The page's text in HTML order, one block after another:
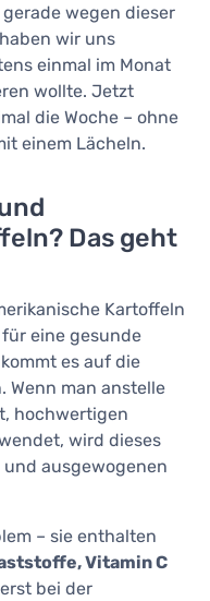
wegen dieser
wir uns
einmal im Monat
wollte. Jetzt
die Woche – ohne
einem Lächeln.
Das geht
Kartoffeln
eine gesunde
es auf die
Wenn man anstelle
hochwertigen
wird dieses
ausgewogenen
– sie enthalten
Vitamin C
bei der